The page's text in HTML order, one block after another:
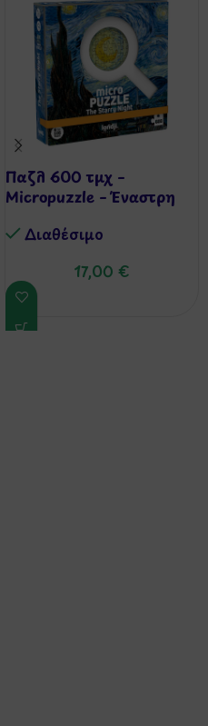
Παζλ 600 τμχ –
Micropuzzle – Έναστρη
Διαθέσιμo
17,00 €